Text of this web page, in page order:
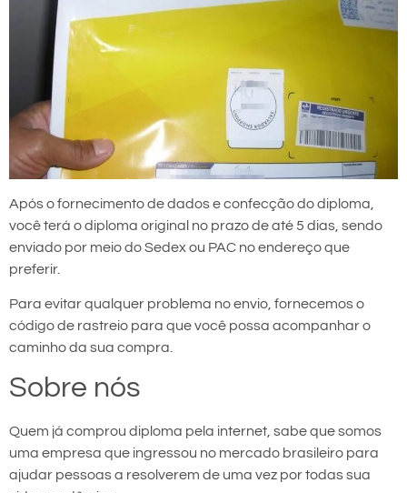
Após o fornecimento de dados e confecção do diploma,
você terá o diploma original no prazo de até 5 dias, sendo
enviado por meio do Sedex ou PAC no endereço que
preferir.
Para evitar qualquer problema no envio, fornecemos o
código de rastreio para que você possa acompanhar o
caminho da sua compra.
Sobre nós
Quem já comprou diploma pela internet, sabe que somos
uma empresa que ingressou no mercado brasileiro para
ajudar pessoas a resolverem de uma vez por todas sua